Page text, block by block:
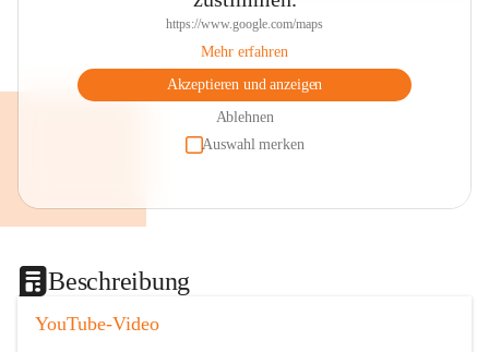
https://www.google.com/maps
Mehr erfahren
Akzeptieren und anzeigen
Ablehnen
Auswahl merken
Beschreibung
YouTube-Video